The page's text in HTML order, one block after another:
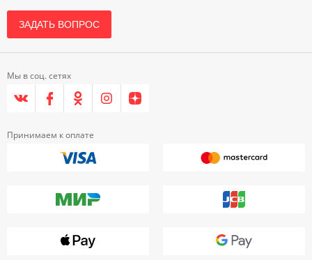
ЗАДАТЬ ВОПРОС
Мы в соц. сетях
Принимаем к оплате